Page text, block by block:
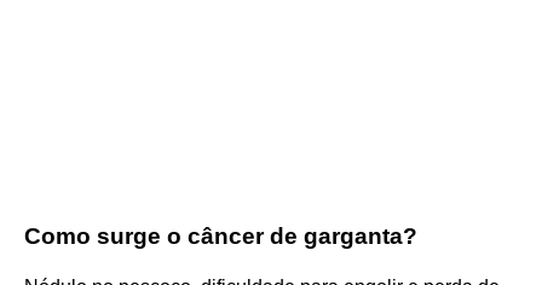
Como surge o câncer de garganta?